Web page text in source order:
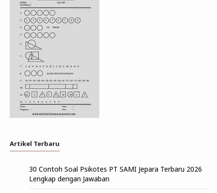
Artikel Terbaru
30 Contoh Soal Psikotes PT SAMI Jepara Terbaru 2026
Lengkap dengan Jawaban